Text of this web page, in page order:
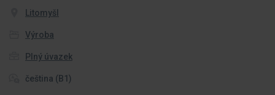
Litomyšl
Výroba
Plný úvazek
čeština (B1)